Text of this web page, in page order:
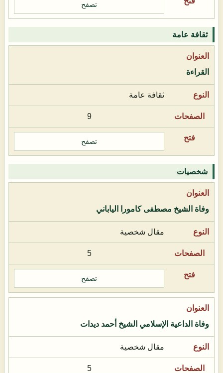
تصفح
ثقافة عامة
القراءة
ثقافة عامة
9
تصفح
شخصيات
وفاة الشيخ مصطفى كامورا الياباني
مقال شخصية
5
تصفح
وفاة الداعية الإسلامي الشيخ أحمد ديدات
مقال شخصية
5